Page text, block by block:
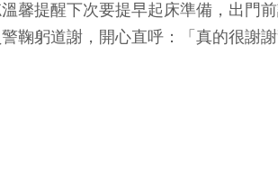
馨提醒下次要提早起床準備，出門
鞠躬道謝，開心直呼：「真的很謝